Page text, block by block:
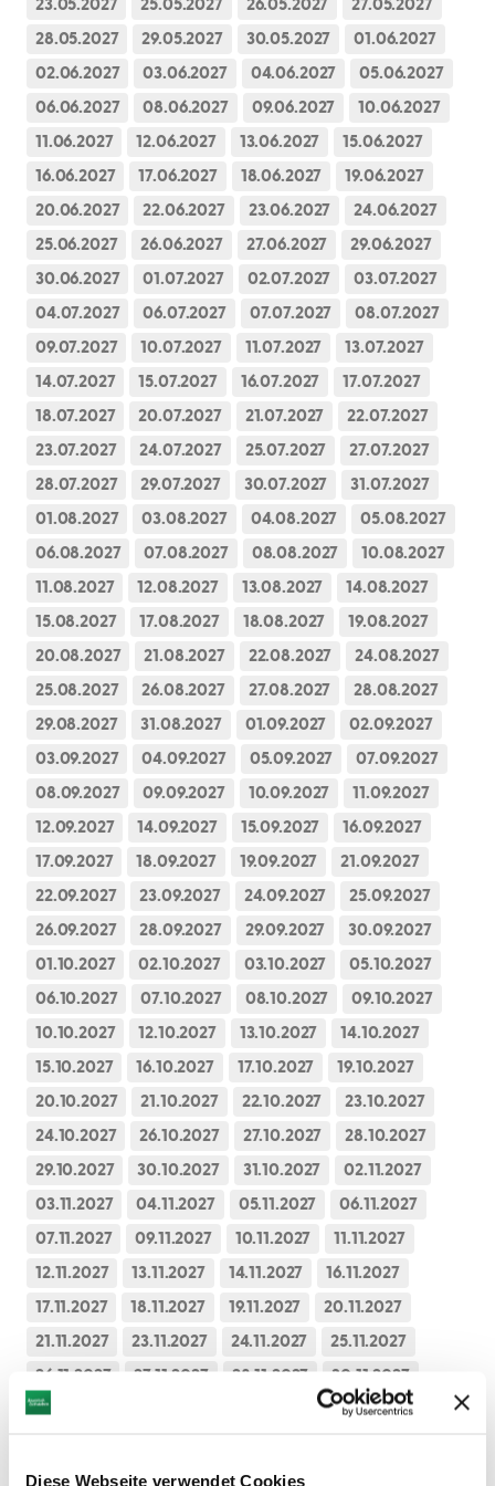
Diese Webseite verwendet Cookies
23.05.2027 25.05.2027 26.05.2027 27.05.2027
28.05.2027 29.05.2027 30.05.2027 01.06.2027
02.06.2027 03.06.2027 04.06.2027 05.06.2027
06.06.2027 08.06.2027 09.06.2027 10.06.2027
11.06.2027 12.06.2027 13.06.2027 15.06.2027
16.06.2027 17.06.2027 18.06.2027 19.06.2027
20.06.2027 22.06.2027 23.06.2027 24.06.2027
25.06.2027 26.06.2027 27.06.2027 29.06.2027
30.06.2027 01.07.2027 02.07.2027 03.07.2027
04.07.2027 06.07.2027 07.07.2027 08.07.2027
09.07.2027 10.07.2027 11.07.2027 13.07.2027
14.07.2027 15.07.2027 16.07.2027 17.07.2027
18.07.2027 20.07.2027 21.07.2027 22.07.2027
23.07.2027 24.07.2027 25.07.2027 27.07.2027
28.07.2027 29.07.2027 30.07.2027 31.07.2027
01.08.2027 03.08.2027 04.08.2027 05.08.2027
06.08.2027 07.08.2027 08.08.2027 10.08.2027
11.08.2027 12.08.2027 13.08.2027 14.08.2027
15.08.2027 17.08.2027 18.08.2027 19.08.2027
20.08.2027 21.08.2027 22.08.2027 24.08.2027
25.08.2027 26.08.2027 27.08.2027 28.08.2027
29.08.2027 31.08.2027 01.09.2027 02.09.2027
03.09.2027 04.09.2027 05.09.2027 07.09.2027
08.09.2027 09.09.2027 10.09.2027 11.09.2027
12.09.2027 14.09.2027 15.09.2027 16.09.2027
17.09.2027 18.09.2027 19.09.2027 21.09.2027
22.09.2027 23.09.2027 24.09.2027 25.09.2027
26.09.2027 28.09.2027 29.09.2027 30.09.2027
01.10.2027 02.10.2027 03.10.2027 05.10.2027
06.10.2027 07.10.2027 08.10.2027 09.10.2027
10.10.2027 12.10.2027 13.10.2027 14.10.2027
15.10.2027 16.10.2027 17.10.2027 19.10.2027
20.10.2027 21.10.2027 22.10.2027 23.10.2027
24.10.2027 26.10.2027 27.10.2027 28.10.2027
29.10.2027 30.10.2027 31.10.2027 02.11.2027
03.11.2027 04.11.2027 05.11.2027 06.11.2027
07.11.2027 09.11.2027 10.11.2027 11.11.2027
12.11.2027 13.11.2027 14.11.2027 16.11.2027
17.11.2027 18.11.2027 19.11.2027 20.11.2027
21.11.2027 23.11.2027 24.11.2027 25.11.2027
26.11.2027 27.11.2027 28.11.2027 30.11.2027
01.12.2027 03.12.2027 04.12.2027
10.12.2027 11.12.2027 12.12.2027